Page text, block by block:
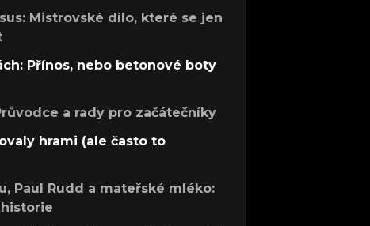
Mistrovské dílo, které se jen
Přínos, nebo betonové boty
a rady pro začátečníky
hrami (ale často to
Paul Rudd a mateřské mléko: